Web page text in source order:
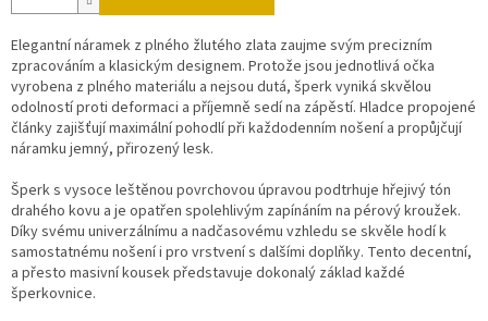
Elegantní náramek z plného žlutého zlata zaujme svým precizním
zpracováním a klasickým designem. Protože jsou jednotlivá očka
vyrobena z plného materiálu a nejsou dutá, šperk vyniká skvělou
odolností proti deformaci a příjemně sedí na zápěstí. Hladce propojené
články zajišťují maximální pohodlí při každodenním nošení a propůjčují
náramku jemný, přirozený lesk.
Šperk s vysoce leštěnou povrchovou úpravou podtrhuje hřejivý tón
drahého kovu a je opatřen spolehlivým zapínáním na pérový kroužek.
Díky svému univerzálnímu a nadčasovému vzhledu se skvěle hodí k
samostatnému nošení i pro vrstvení s dalšími doplňky. Tento decentní,
a přesto masivní kousek představuje dokonalý základ každé
šperkovnice.